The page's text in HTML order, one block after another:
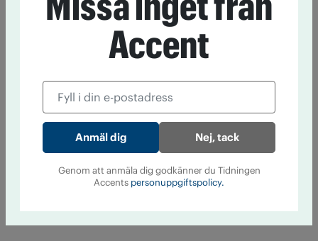
Accent
Nej, tack
Genom att anmäla dig godkänner du Tidningen
Accents personuppgiftspolicy.